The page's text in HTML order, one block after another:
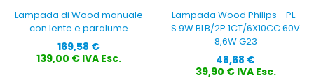
Lampada di Wood manuale
con lente e paralume
Prezzo
169,58 €
139,00 € IVA Esc.
Lampada Wood Philips - PL-
S 9W BLB/2P 1CT/6X10CC 60V
8,6W G23
Prezzo
48,68 €
39,90 € IVA Esc.